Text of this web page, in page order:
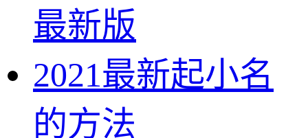
最新版
2021最新起小名
的方法